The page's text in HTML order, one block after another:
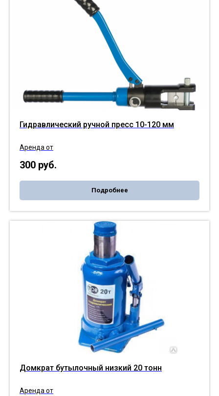
Гидравлический ручной пресс 10-120 мм
Аренда от
300 руб.
Подробнее
Домкрат бутылочный низкий 20 тонн
Аренда от